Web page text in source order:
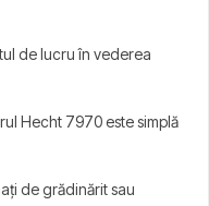
de lucru în vederea
Hecht 7970 este simplă
de grădinărit sau